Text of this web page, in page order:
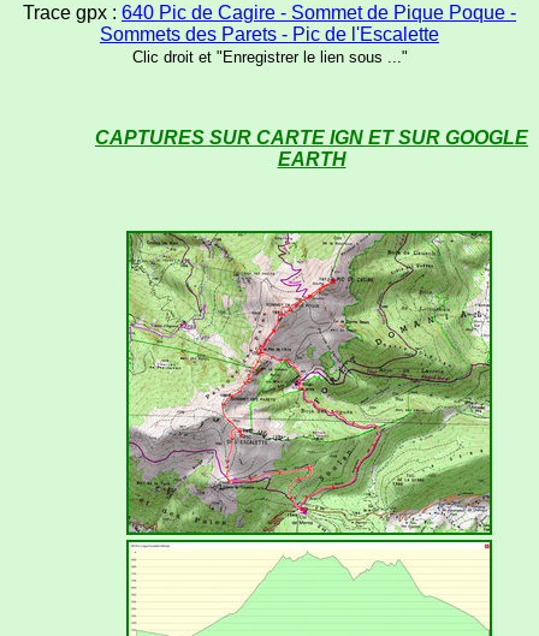
Trace gpx : 640 Pic de Cagire - Sommet de Pique Poque -
Sommets des Parets - Pic de l'Escalette
Clic droit et "Enregistrer le lien sous ..."
CAPTURES SUR CARTE IGN ET SUR GOOGLE
EARTH